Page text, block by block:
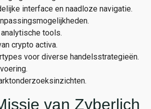
interface en naadloze navigatie.
tools.
crypto activa.
voor diverse handelsstrategieën.
van Zyberlich